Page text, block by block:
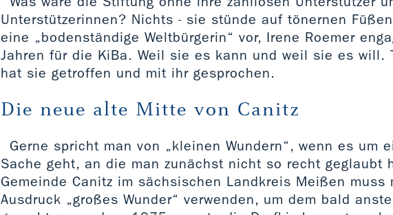
Unterstützerinnen? Nichts - sie stünde auf tönernen
eine „bodenständige Weltbürgerin“ vor, Irene Roemer
Jahren für die KiBa. Weil sie es kann und weil sie es will.
hat sie getroffen und mit ihr gesprochen.
Die neue alte Mitte von Canitz
Gerne spricht man von „kleinen Wundern“, wenn es um
Sache geht, an die man zunächst nicht so recht geglaubt
Gemeinde Canitz im sächsischen Landkreis Meißen muss
Ausdruck „großes Wunder“ verwenden, um dem bald